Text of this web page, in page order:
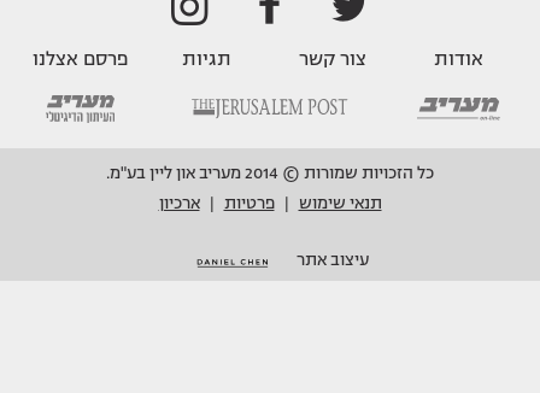
אודות צור קשר תגיות פרסם אצלנו
כל הזכויות שמורות © 2014 מעריב און ליין בע"מ.
תנאי שימוש
פרטיות ארכיון
עיצוב אתר